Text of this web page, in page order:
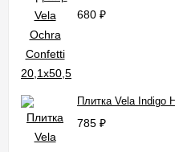
680 ₽
Плитка Vela Indigo
785 ₽